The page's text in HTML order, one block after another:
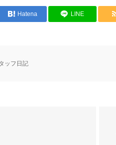
Hatena LINE
ッフ日記